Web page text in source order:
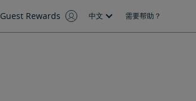
Guest Rewards 中文 需要帮助？